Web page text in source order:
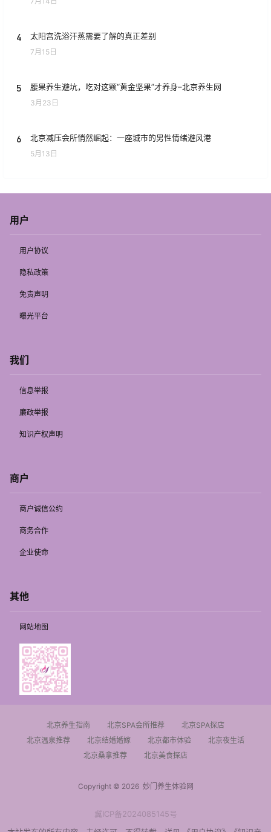
4 太阳宫洗浴汗蒸需要了解的真正差别
7月15日
5 腰果养生避坑，吃对这颗“黄金坚果”才养身–北京养生网
3月23日
6 北京减压会所悄然崛起：一座城市的男性情绪避风港
5月13日
用户
用户协议
隐私政策
免责声明
曝光平台
我们
信息举报
廉政举报
知识产权声明
商户
商户诚信公约
商务合作
企业使命
其他
网站地图
北京养生指南 北京SPA会所推荐
北京SPA探店
北京温泉推荐
北京结婚婚嫁 北京都市体验
北京夜生活
北京桑拿推荐
北京美食探店
Copyright © 2026妙门养生体验网
冀ICP备2024085145号